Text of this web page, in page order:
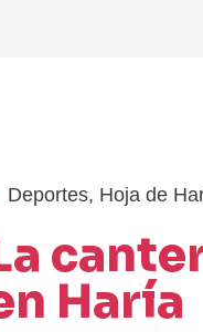
Deportes, Hoja de
Haría